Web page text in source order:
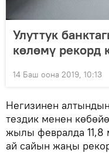
Улуттук
көлөмү рекорд
14 Баш оона 2019, 10:13
Негизинен
тездик менен
жылы февралда 11,8
ай сайын жаңы